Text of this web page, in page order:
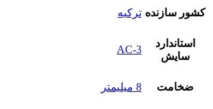
کشور سازنده ترکیه
استاندارد
سایش
AC-3
ضخامت 8 میلیمتر